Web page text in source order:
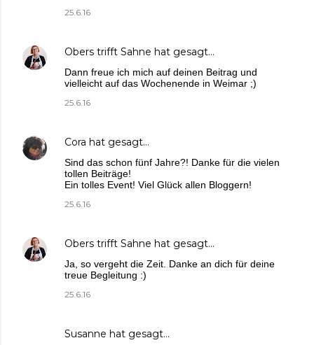
25.6.16
Obers trifft Sahne hat gesagt…
Dann freue ich mich auf deinen Beitrag und
vielleicht auf das Wochenende in Weimar ;)
25.6.16
Cora hat gesagt…
Sind das schon fünf Jahre?! Danke für die vielen
tollen Beiträge!
Ein tolles Event! Viel Glück allen Bloggern!
25.6.16
Obers trifft Sahne hat gesagt…
Ja, so vergeht die Zeit. Danke an dich für deine
treue Begleitung :)
25.6.16
Susanne hat gesagt…